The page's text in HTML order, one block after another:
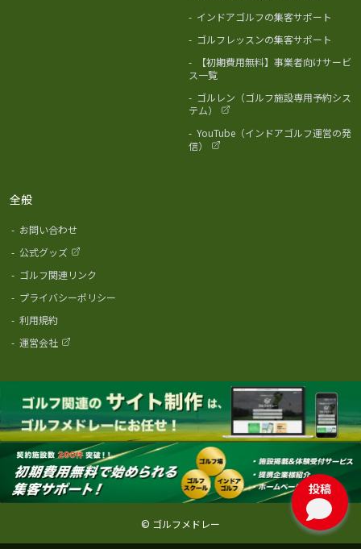
投稿
- インドアゴルフの集客サポート
- ゴルフレッスンの集客サポート
-
【初期費用無料】事業者向けサービ
ス一覧
- ゴルレン（ゴルフ施設専用予約シス
テム）
- YouTube（インドアゴルフ運営の発
信）
全般
- お問い合わせ
- 公式グッズ
- ゴルフ関連リンク
- プライバシーポリシー
- 利用規約
- 運営会社
© ゴルフメドレー